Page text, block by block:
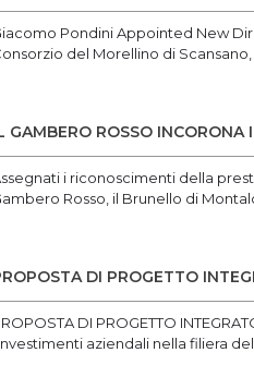
Pondini Appointed New
del Morellino di Scansano,
GAMBERO ROSSO
i riconoscimenti della
Rosso, il Brunello di
DI PROGETTO
DI PROGETTO
aziendali nella filiera